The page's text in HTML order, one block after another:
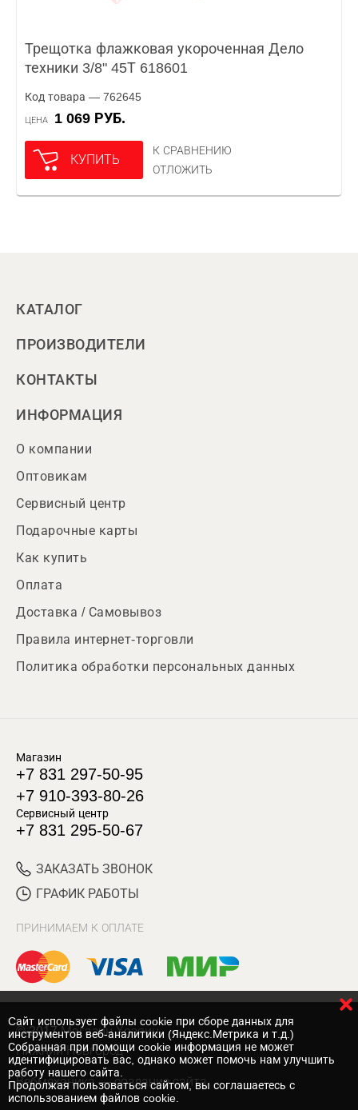
Трещотка флажковая укороченная Дело
техники 3/8" 45Т 618601
Код товара — 762645
ЦЕНА 1 069 РУБ.
КУПИТЬ
К СРАВНЕНИЮ
ОТЛОЖИТЬ
КАТАЛОГ
ПРОИЗВОДИТЕЛИ
КОНТАКТЫ
ИНФОРМАЦИЯ
О компании
Оптовикам
Сервисный центр
Подарочные карты
Как купить
Оплата
Доставка / Самовывоз
Правила интернет-торговли
Политика обработки персональных данных
Магазин
+7 831 297-50-95
+7 910-393-80-26
Сервисный центр
+7 831 295-50-67
ЗАКАЗАТЬ ЗВОНОК
ГРАФИК РАБОТЫ
ПРИНИМАЕМ К ОПЛАТЕ
© 2017 Магазин Хозяин
Нижний Новгород
Вебмеханика — создание сайта
Cайт использует файлы cookie при сборе данных для
инструментов веб-аналитики (Яндекс.Метрика и т.д.)
Собранная при помощи cookie информация не может
идентифицировать вас, однако может помочь нам улучшить
работу нашего сайта.
Продолжая пользоваться сайтом, вы соглашаетесь с
использованием файлов cookie.